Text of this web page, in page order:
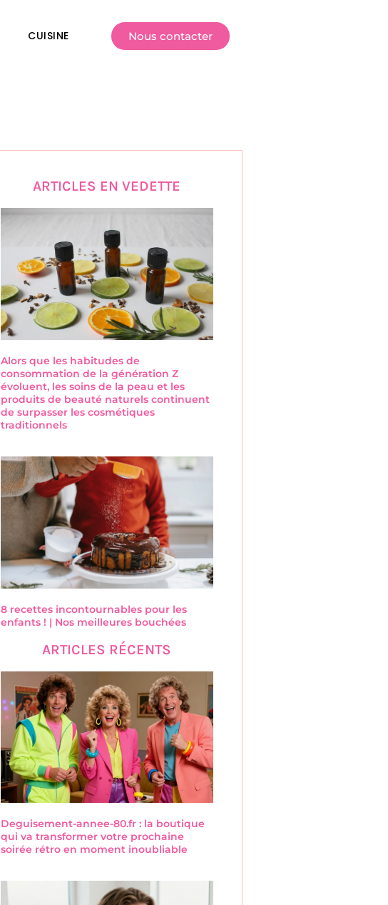
CUISINE Nous contacter
ARTICLES EN VEDETTE
Alors que les habitudes de
consommation de la génération Z
évoluent, les soins de la peau et les
produits de beauté naturels continuent
de surpasser les cosmétiques
traditionnels
8 recettes incontournables pour les
enfants ! | Nos meilleures bouchées
ARTICLES RÉCENTS
Deguisement-annee-80.fr : la boutique
qui va transformer votre prochaine
soirée rétro en moment inoubliable